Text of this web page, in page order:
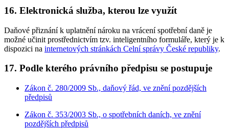
16. Elektronická služba, kterou lze využít
Daňové přiznání k uplatnění nároku na vrácení spotřební daně je
možné učinit prostřednictvím tzv. inteligentního formuláře, který je k
dispozici na internetových stránkách Celní správy České republiky.
17. Podle kterého právního předpisu se postupuje
Zákon č. 280/2009 Sb., daňový řád, ve znění pozdějších
předpisů
Zákon č. 353/2003 Sb., o spotřebních daních, ve znění
pozdějších předpisů